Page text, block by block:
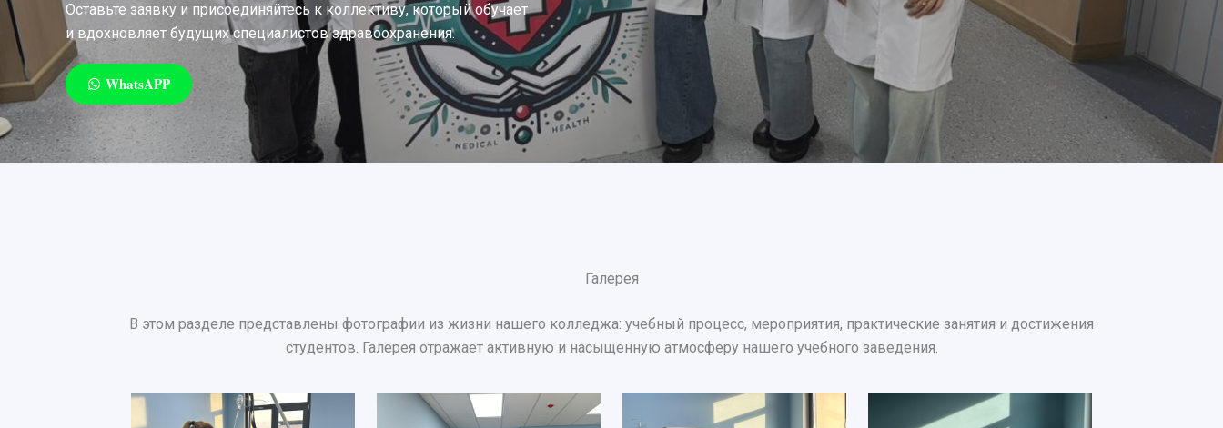
Оставьте заявку и присоединяйтесь к коллективу, который обучает
и вдохновляет будущих специалистов здравоохранения.
WhatsAPP
Галерея
В этом разделе представлены фотографии из жизни нашего колледжа: учебный процесс, мероприятия, практические занятия и достижения
студентов. Галерея отражает активную и насыщенную атмосферу нашего учебного заведения.